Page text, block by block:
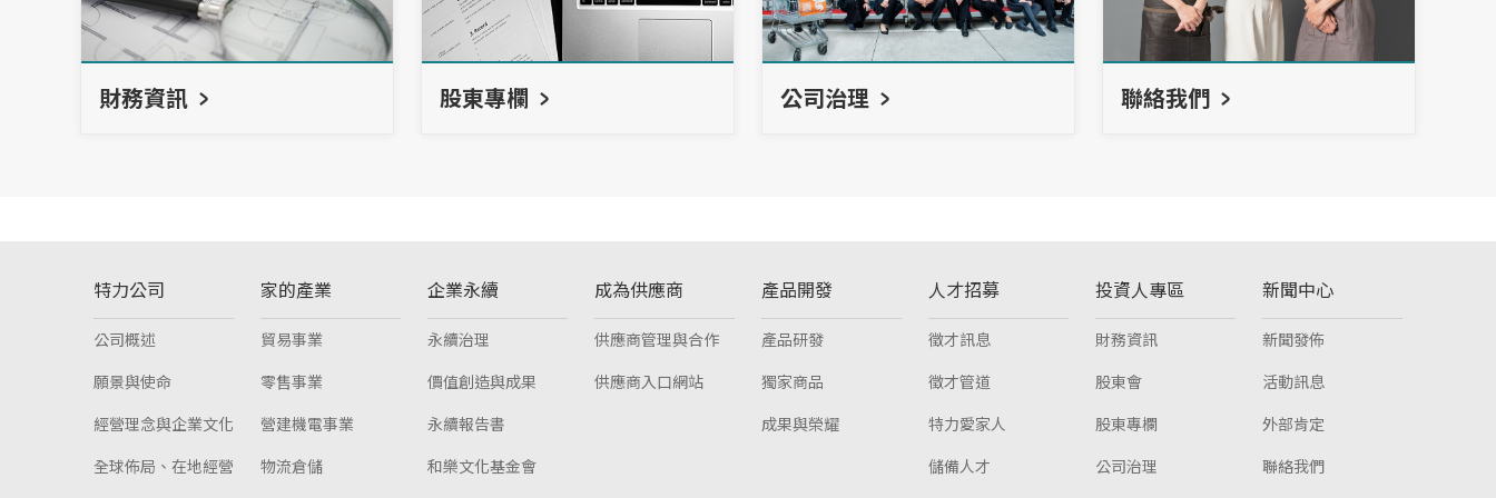
財務資訊 股東專欄 公司治理 聯絡我們
特力公司
公司概述
願景與使命
經營理念與企業文化
全球佈局、在地經營
家的產業
貿易事業
零售事業
營建機電事業
物流倉儲
企業永續
永續治理
價值創造與成果
永續報告書
和樂文化基金會
成為供應商
供應商管理與合作
供應商入口網站
產品開發
產品研發
獨家商品
成果與榮耀
人才招募
徵才訊息
徵才管道
特力愛家人
儲備人才
投資人專區
財務資訊
股東會
股東專欄
公司治理
新聞中心
新聞發佈
活動訊息
外部肯定
聯絡我們